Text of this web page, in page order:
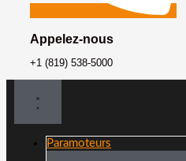
Appelez-nous
+1 (819) 538-5000
Paramoteurs